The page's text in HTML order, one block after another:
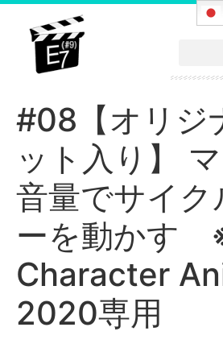
#08【オリジ
ット入り】
音量でサイク
ーを動かす
Character
2020専用